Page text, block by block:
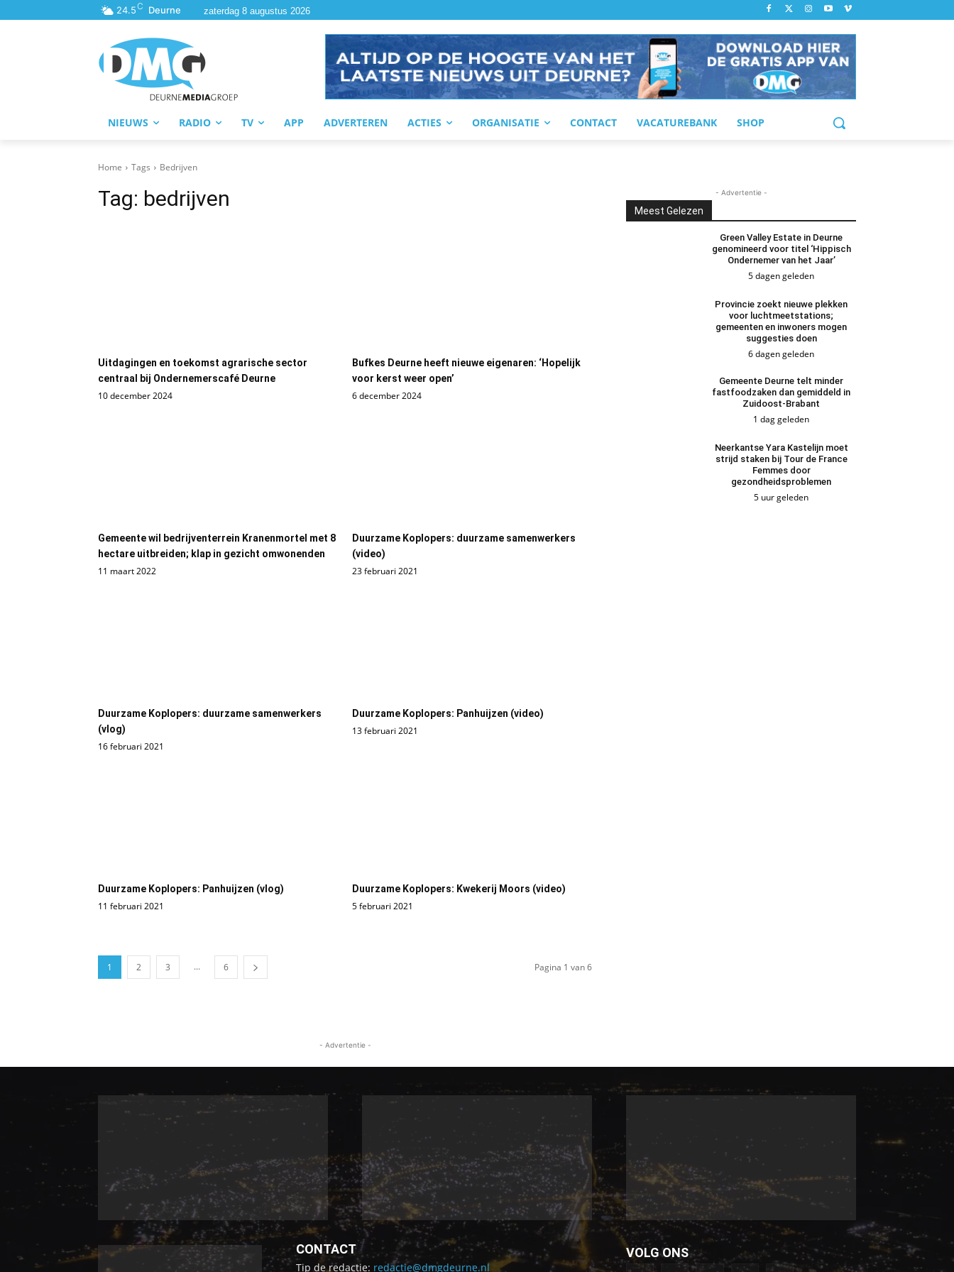
24.5C Deurne zaterdag 8 augustus 2026
NIEUWS RADIO TV APP ADVERTEREN ACTIES ORGANISATIE CONTACT VACATUREBANK SHOP
Home Tags Bedrijven
Tag: bedrijven
Uitdagingen en toekomst agrarische sector
centraal bij Ondernemerscafé Deurne
10 december 2024
Bufkes Deurne heeft nieuwe eigenaren: ‘Hopelijk
voor kerst weer open’
6 december 2024
Gemeente wil bedrijventerrein Kranenmortel met 8
hectare uitbreiden; klap in gezicht omwonenden
11 maart 2022
Duurzame Koplopers: duurzame samenwerkers
(video)
23 februari 2021
Duurzame Koplopers: duurzame samenwerkers
(vlog)
16 februari 2021
Duurzame Koplopers: Panhuijzen (video)
13 februari 2021
Duurzame Koplopers: Panhuijzen (vlog)
11 februari 2021
Duurzame Koplopers: Kwekerij Moors (video)
5 februari 2021
1 2 3 ... 6 Pagina 1 van 6
- Advertentie -
- Advertentie -
Meest Gelezen
Green Valley Estate in Deurne
genomineerd voor titel ‘Hippisch
Ondernemer van het Jaar’
5 dagen geleden
Provincie zoekt nieuwe plekken
voor luchtmeetstations;
gemeenten en inwoners mogen
suggesties doen
6 dagen geleden
Gemeente Deurne telt minder
fastfoodzaken dan gemiddeld in
Zuidoost-Brabant
1 dag geleden
Neerkantse Yara Kastelijn moet
strijd staken bij Tour de France
Femmes door
gezondheidsproblemen
5 uur geleden
CONTACT
Tip de redactie: redactie@dmgdeurne.nl
VOLG ONS